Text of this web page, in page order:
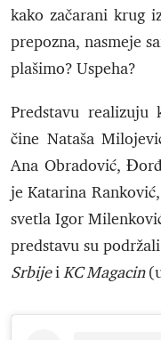
kako začarani krug
prepozna, nasmeje
plašimo? Uspeha?
Predstavu
čine Nataša
Ana Obradović,
je Katarina
svetla Igor
predstavu su
SrbijeiKC Magacin